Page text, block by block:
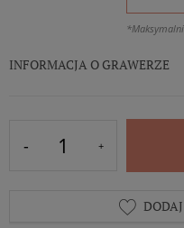
INFORMACJA O GRAWERZE